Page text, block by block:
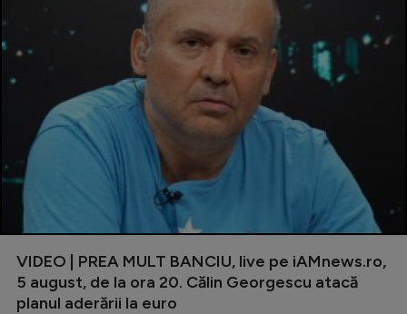
VIDEO | PREA MULT BANCIU, live pe iAMnews.ro,
5 august, de la ora 20. Călin Georgescu atacă
planul aderării la euro